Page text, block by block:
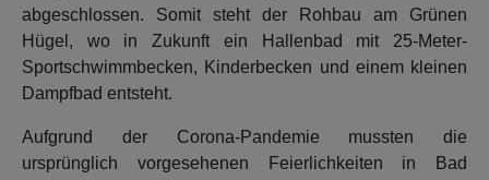
abgeschlossen. Somit steht der Rohbau am Grünen
Hügel, wo in Zukunft ein Hallenbad mit 25-Meter-
Sportschwimmbecken, Kinderbecken und einem kleinen
Dampfbad entsteht.
Aufgrund der Corona-Pandemie mussten die
ursprünglich vorgesehenen Feierlichkeiten in Bad